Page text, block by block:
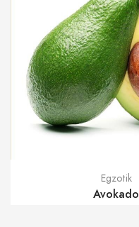
Egzotik
Avokado